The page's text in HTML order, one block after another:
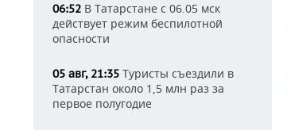
06:52 В Татарстане с 06.05 мск
действует режим беспилотной
опасности
05 авг, 21:35 Туристы съездили в
Татарстан около 1,5 млн раз за
первое полугодие